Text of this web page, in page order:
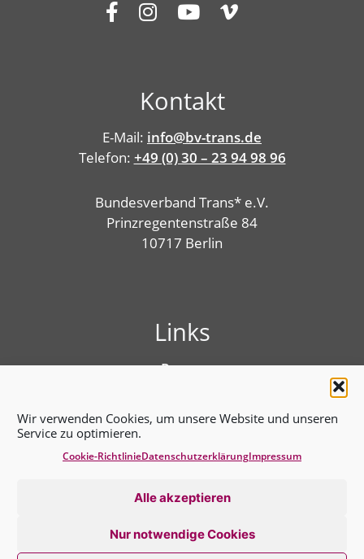
Wir verwenden Cookies, um unsere Website und unseren
Service zu optimieren.
Alle akzeptieren
Nur notwendige Cookies
Cookie-RichtlinieDatenschutz­erklärungImpressum
Kontakt
E-Mail: info@bv-trans.de
Telefon: +49 (0) 30 – 23 94 98 96
Bundesverband Trans* e.V.
Prinzregentenstraße 84
10717 Berlin
Links
Presse
Benutzungshinweise
Erklärung zur Barrierefreiheit
Datenschutz­erklärung